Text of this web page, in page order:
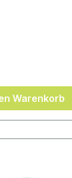
Warenkorb